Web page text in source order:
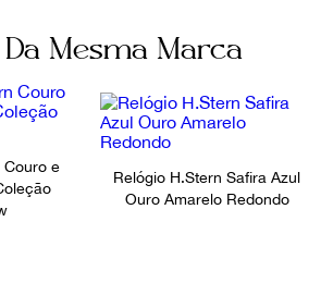
Da Mesma Marca
Couro e
Relógio H.Stern Safira Azul
Ouro Amarelo Redondo